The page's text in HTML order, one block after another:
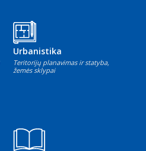
Urbanistika
Teritorijų planavimas ir statyba,
žemės sklypai